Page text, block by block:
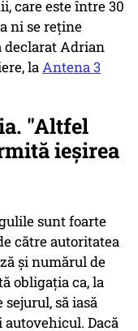
care este între 30
ni se reține
declarat Adrian
laAntena 3
"Altfel
ieşirea
sunt foarte
către autoritatea
și numărul de
obligația ca, la
să iasă
autovehicul. Dacă